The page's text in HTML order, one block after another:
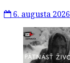
6. augusta 2026